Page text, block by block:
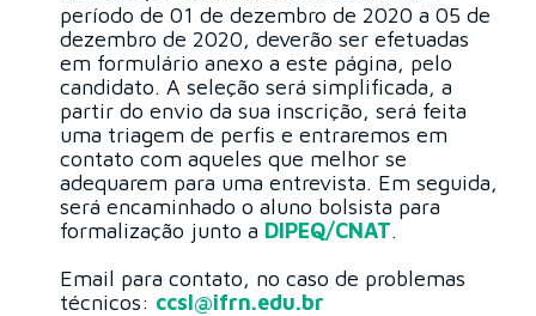
período de 01 de dezembro de 2020 a 05 de
dezembro de 2020, deverão ser efetuadas
em formulário anexo a este página, pelo
candidato. A seleção será simplificada, a
partir do envio da sua inscrição, será feita
uma triagem de perfis e entraremos em
contato com aqueles que melhor se
adequarem para uma entrevista. Em seguida,
será encaminhado o aluno bolsista para
formalização junto a DIPEQ/CNAT.
Email para contato, no caso de problemas
técnicos: ccsl@ifrn.edu.br